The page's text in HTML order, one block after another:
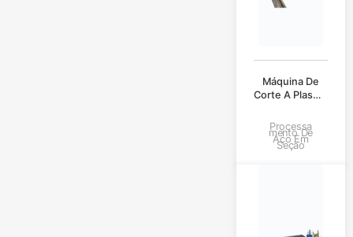
Máquina De
Corte A Plasma
Processa
Mento De
Aço Em
Seção